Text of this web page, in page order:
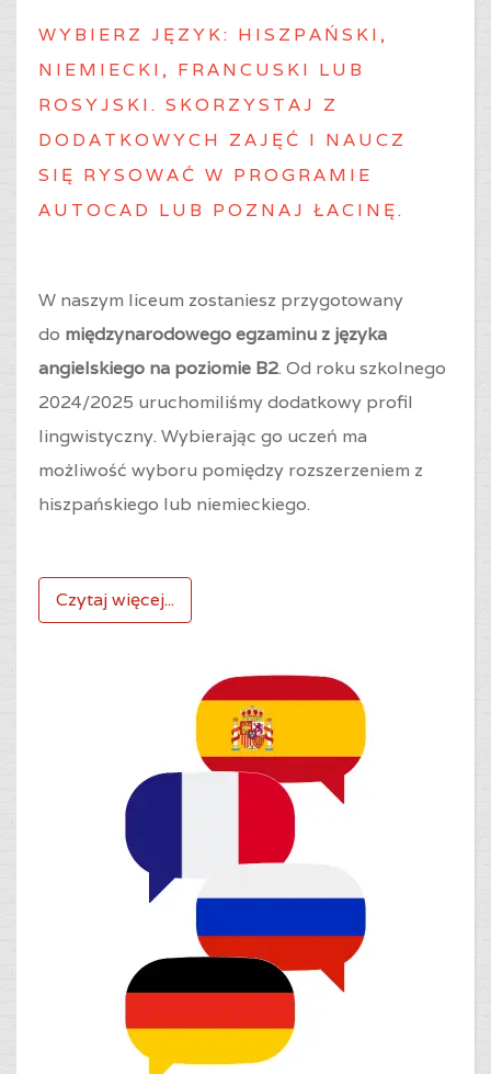
WYBIERZ J ĘZYK: HISZPAŃSKI,
NIEMIECKI, FRANCUSKI LUB
ROSYJSKI. SKORZYSTAJ Z
DODATKOWYCH ZAJĘĆ I NAUCZ
SIĘ RYSOWAĆ W PROGRAMIE
AUTOCAD LUB POZNAJ ŁACINĘ.
W naszym liceum zostaniesz przygotowany
do międzynarodowego egzaminu z języka
angielskiego na poziomie B2. Od roku szkolnego
2024/2025 uruchomiliśmy dodatkowy profil
lingwistyczny. Wybierając go uczeń ma
możliwość wyboru pomiędzy rozszerzeniem z
hiszpańskiego lub niemieckiego.
Czytaj więcej...